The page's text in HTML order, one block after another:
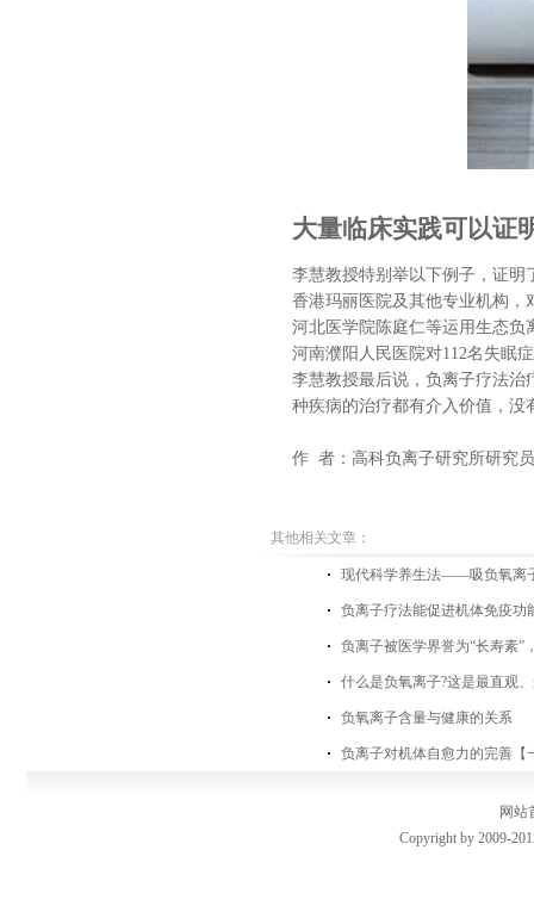
大量临床实践可以证
李慧教授特别举以下例子，证明
香港玛丽医院及其他专业机构，
河北医学院陈庭仁等运用生态负
河南濮阳人民医院对112名失眠
李慧教授最后说，负离子疗法治
种疾病的治疗都有介入价值，没
作 者：高科负离子研究所研究
其他相关文章：
现代科学养生法——吸负氧离
负离子疗法能促进机体免疫功
负离子被医学界誉为“长寿素”
什么是负氧离子?这是最直观
负氧离子含量与健康的关系
负离子对机体自愈力的完善【
网站
Copyright by 2009-